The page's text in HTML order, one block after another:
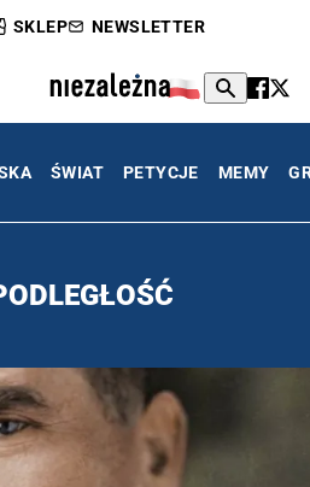
SKLEP NEWSLETTER
ŚWIAT PETYCJE MEMY